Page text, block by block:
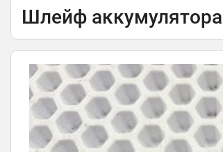
Шлейф аккумулятора